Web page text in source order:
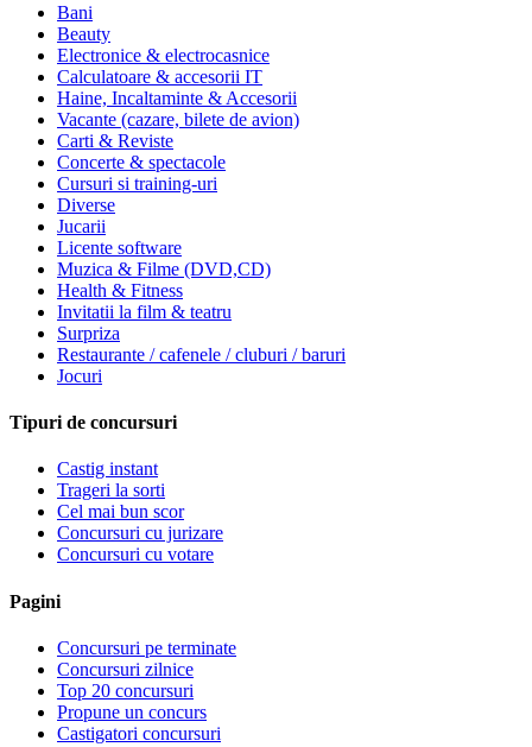
Bani
Beauty
Electronice & electrocasnice
Calculatoare & accesorii IT
Haine, Incaltaminte & Accesorii
Vacante (cazare, bilete de avion)
Carti & Reviste
Concerte & spectacole
Cursuri si training-uri
Diverse
Jucarii
Licente software
Muzica & Filme (DVD,CD)
Health & Fitness
Invitatii la film & teatru
Surpriza
Restaurante / cafenele / cluburi / baruri
Jocuri
Tipuri de concursuri
Castig instant
Trageri la sorti
Cel mai bun scor
Concursuri cu jurizare
Concursuri cu votare
Pagini
Concursuri pe terminate
Concursuri zilnice
Top 20 concursuri
Propune un concurs
Castigatori concursuri